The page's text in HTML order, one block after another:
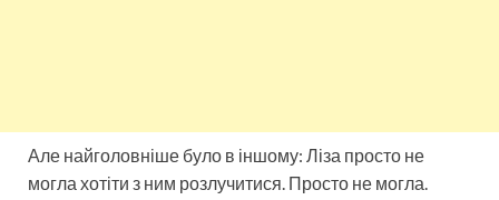
Але найголовніше було в іншому: Ліза просто не
могла хотіти з ним розлучитися. Просто не могла.